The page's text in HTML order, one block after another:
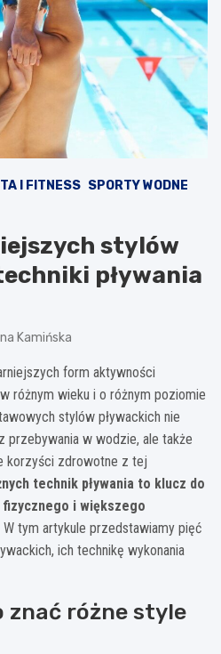
I FITNESS SPORTY WODNE
stylów
pływania
Kamińska
form aktywności
różnym wieku i o różnym poziomie
stylów pływackich nie
w wodzie, ale także
korzyści zdrowotne z tej
technik pływania to klucz do
i większego
W tym artykule przedstawiamy pięć
ich technikę wykonania
znać różne style